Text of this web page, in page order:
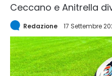
Ceccano e Anitrella
Redazione 17 Settembre